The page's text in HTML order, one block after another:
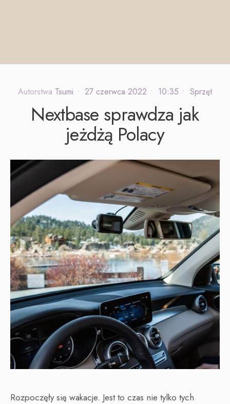
Autorstwa Tsumi • 27 czerwca 2022 • 10:35 • Sprzęt
Nextbase sprawdza jak
jeżdżą Polacy
Rozpoczęły się wakacje. Jest to czas nie tylko tych